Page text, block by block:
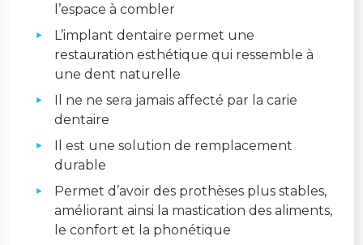
l’espace à combler
L’implant dentaire permet une
restauration esthétique qui ressemble à
une dent naturelle
Il ne ne sera jamais affecté par la carie
dentaire
Il est une solution de remplacement
durable
Permet d’avoir des prothèses plus stables,
améliorant ainsi la mastication des aliments,
le confort et la phonétique